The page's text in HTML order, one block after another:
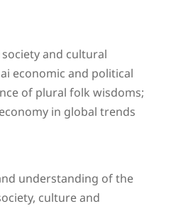
and cultural
economic and political
of plural folk wisdoms;
in global trends
understanding of the
culture and